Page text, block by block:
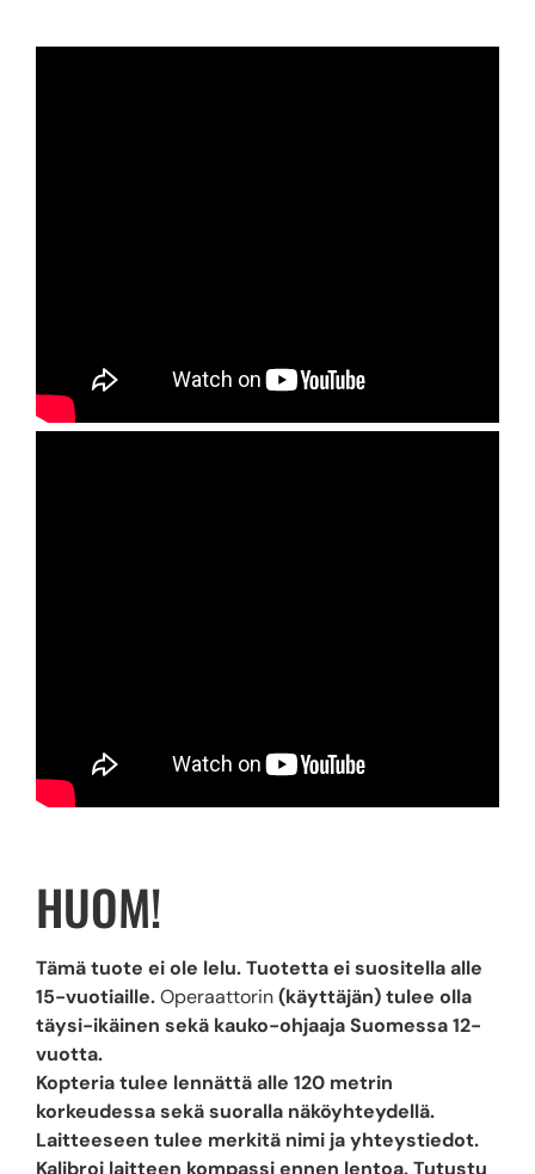
HUOM!
Tämä tuote ei ole lelu. Tuotetta ei suositella alle
15-vuotiaille.Operaattorin(käyttäjän) tulee olla
täysi-ikäinen sekä kauko-ohjaaja Suomessa 12-
vuotta.
Kopteria tulee lennättä alle 120 metrin
korkeudessa sekä suoralla näköyhteydellä.
Laitteeseen tulee merkitä nimi ja yhteystiedot.
Kalibroi laitteen kompassi ennen lentoa. Tutustu